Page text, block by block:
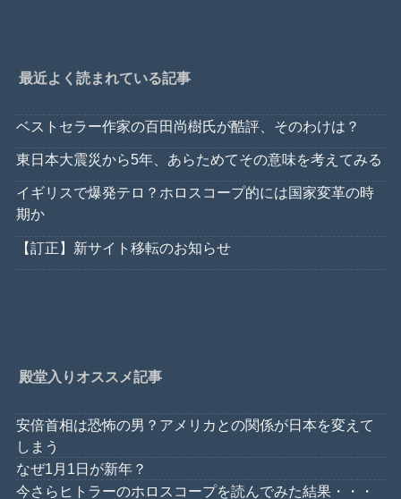
最近よく読まれている記事
ベストセラー作家の百田尚樹氏が酷評、そのわけは？
東日本大震災から5年、あらためてその意味を考えてみる
イギリスで爆発テロ？ホロスコープ的には国家変革の時
期か
【訂正】新サイト移転のお知らせ
殿堂入りオススメ記事
安倍首相は恐怖の男？アメリカとの関係が日本を変えて
しまう
なぜ1月1日が新年？
今さらヒトラーのホロスコープを読んでみた結果・・・